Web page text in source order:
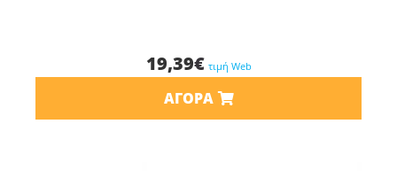
19,39€ τιμή Web
ΑΓΟΡΆ